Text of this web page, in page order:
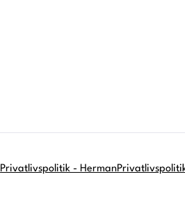
Privatlivspolitik - Herman